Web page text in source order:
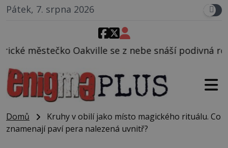
Pátek, 7. srpna 2026
se z nebe snáší podivná rosolovitá látka
Domů
Kruhy v obilí jako místo magického rituálu. Co
znamenají paví pera nalezená uvnitř?